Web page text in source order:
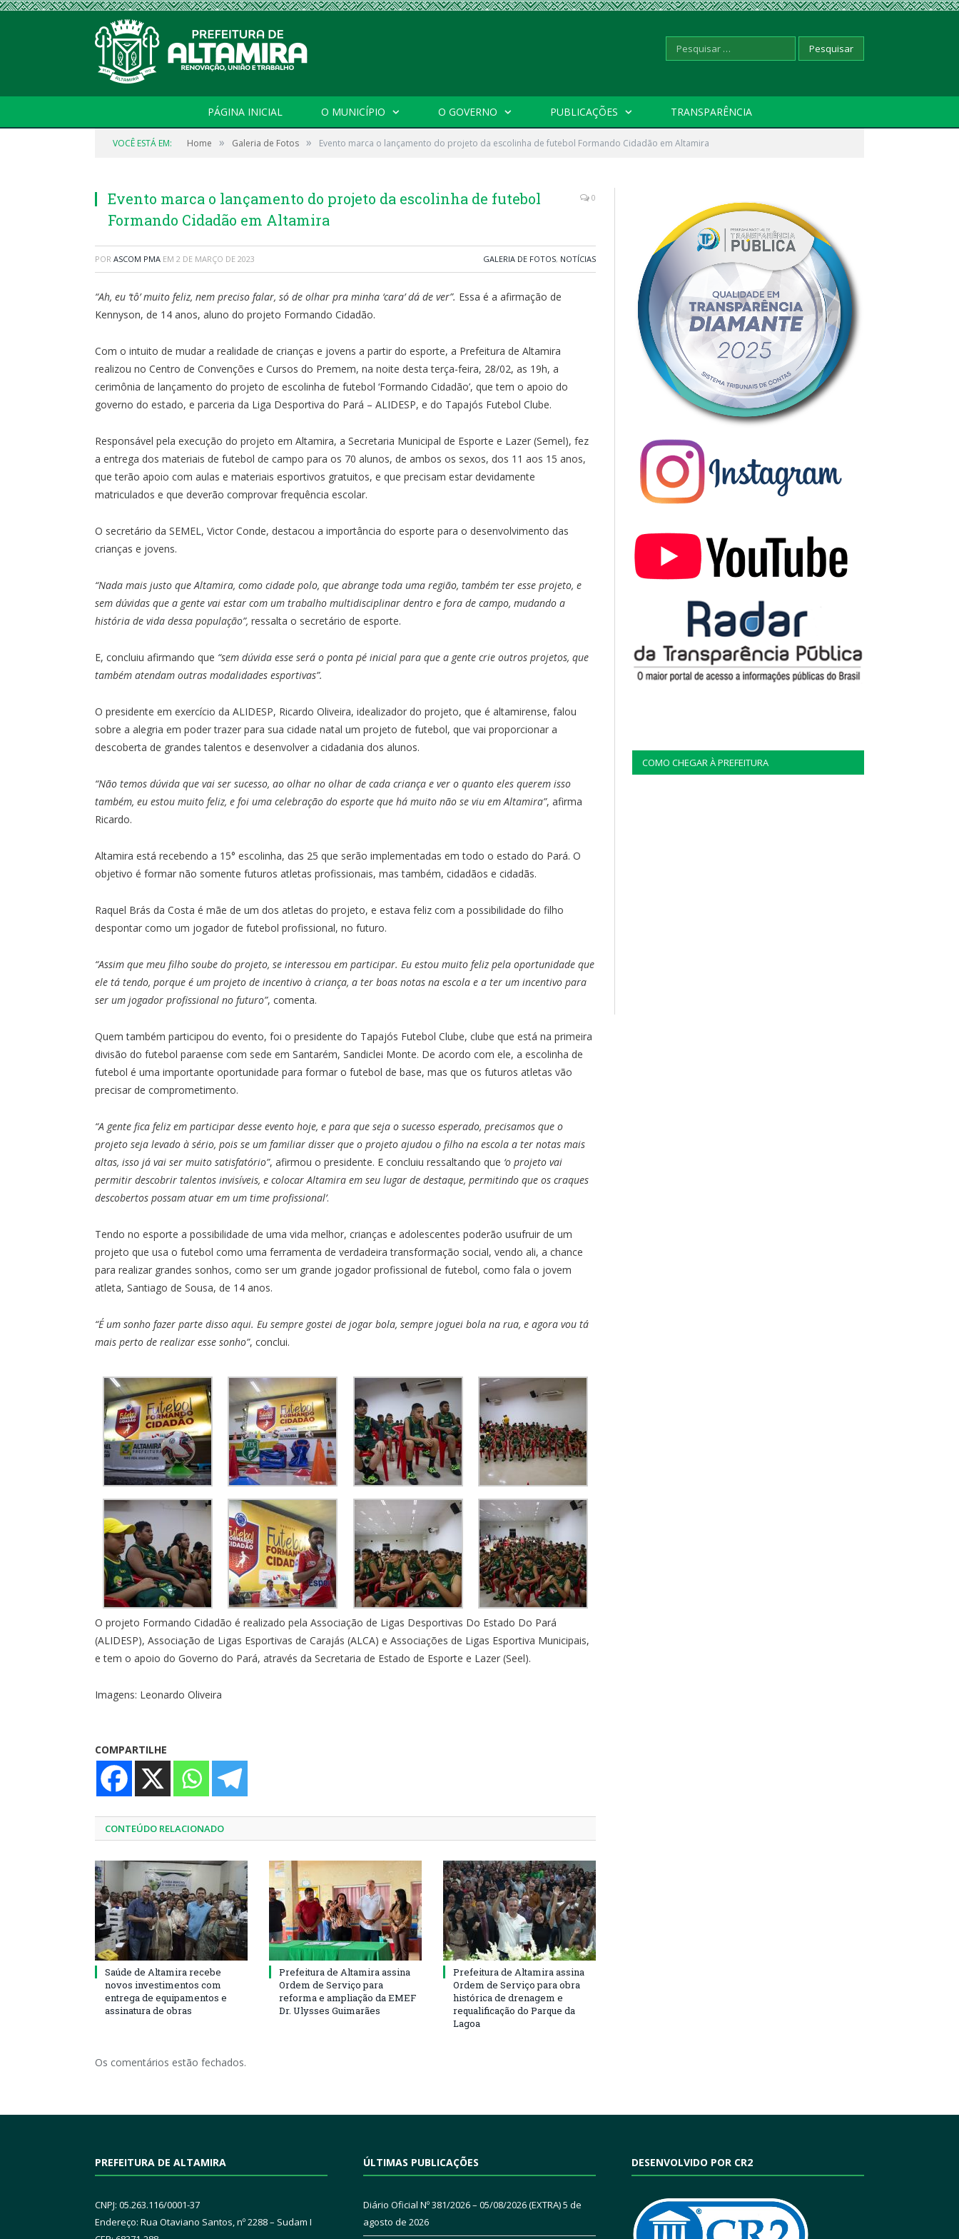
Pesquisar
por:
PÁGINA INICIAL O MUNICÍPIO O GOVERNO PUBLICAÇÕES TRANSPARÊNCIA
VOCÊ ESTÁ EM: Home » Galeria de Fotos » Evento marca o lançamento do projeto da escolinha de futebol Formando Cidadão em Altamira
Evento marca o lançamento do projeto da escolinha de futebol
Formando Cidadão em Altamira
0
POR ASCOM PMA EM 2 DE MARÇO DE 2023 GALERIA DE FOTOS, NOTÍCIAS
“Ah, eu ‘tô’ muito feliz, nem preciso falar, só de olhar pra minha ‘cara’ dá de ver”. Essa é a afirmação de
Kennyson, de 14 anos, aluno do projeto Formando Cidadão.
Com o intuito de mudar a realidade de crianças e jovens a partir do esporte, a Prefeitura de Altamira
realizou no Centro de Convenções e Cursos do Premem, na noite desta terça-feira, 28/02, as 19h, a
cerimônia de lançamento do projeto de escolinha de futebol ‘Formando Cidadão’, que tem o apoio do
governo do estado, e parceria da Liga Desportiva do Pará – ALIDESP, e do Tapajós Futebol Clube.
Responsável pela execução do projeto em Altamira, a Secretaria Municipal de Esporte e Lazer (Semel), fez
a entrega dos materiais de futebol de campo para os 70 alunos, de ambos os sexos, dos 11 aos 15 anos,
que terão apoio com aulas e materiais esportivos gratuitos, e que precisam estar devidamente
matriculados e que deverão comprovar frequência escolar.
O secretário da SEMEL, Victor Conde, destacou a importância do esporte para o desenvolvimento das
crianças e jovens.
“Nada mais justo que Altamira, como cidade polo, que abrange toda uma região, também ter esse projeto, e
sem dúvidas que a gente vai estar com um trabalho multidisciplinar dentro e fora de campo, mudando a
história de vida dessa população”, ressalta o secretário de esporte.
E, concluiu afirmando que “sem dúvida esse será o ponta pé inicial para que a gente crie outros projetos, que
também atendam outras modalidades esportivas”.
O presidente em exercício da ALIDESP, Ricardo Oliveira, idealizador do projeto, que é altamirense, falou
sobre a alegria em poder trazer para sua cidade natal um projeto de futebol, que vai proporcionar a
descoberta de grandes talentos e desenvolver a cidadania dos alunos.
“Não temos dúvida que vai ser sucesso, ao olhar no olhar de cada criança e ver o quanto eles querem isso
também, eu estou muito feliz, e foi uma celebração do esporte que há muito não se viu em Altamira”, afirma
Ricardo.
Altamira está recebendo a 15° escolinha, das 25 que serão implementadas em todo o estado do Pará. O
objetivo é formar não somente futuros atletas profissionais, mas também, cidadãos e cidadãs.
Raquel Brás da Costa é mãe de um dos atletas do projeto, e estava feliz com a possibilidade do filho
despontar como um jogador de futebol profissional, no futuro.
“Assim que meu filho soube do projeto, se interessou em participar. Eu estou muito feliz pela oportunidade que
ele tá tendo, porque é um projeto de incentivo à criança, a ter boas notas na escola e a ter um incentivo para
ser um jogador profissional no futuro”, comenta.
Quem também participou do evento, foi o presidente do Tapajós Futebol Clube, clube que está na primeira
divisão do futebol paraense com sede em Santarém, Sandiclei Monte. De acordo com ele, a escolinha de
futebol é uma importante oportunidade para formar o futebol de base, mas que os futuros atletas vão
precisar de comprometimento.
“A gente fica feliz em participar desse evento hoje, e para que seja o sucesso esperado, precisamos que o
projeto seja levado à sério, pois se um familiar disser que o projeto ajudou o filho na escola a ter notas mais
altas, isso já vai ser muito satisfatório”, afirmou o presidente. E concluiu ressaltando que ‘o projeto vai
permitir descobrir talentos invisíveis, e colocar Altamira em seu lugar de destaque, permitindo que os craques
descobertos possam atuar em um time profissional’.
Tendo no esporte a possibilidade de uma vida melhor, crianças e adolescentes poderão usufruir de um
projeto que usa o futebol como uma ferramenta de verdadeira transformação social, vendo ali, a chance
para realizar grandes sonhos, como ser um grande jogador profissional de futebol, como fala o jovem
atleta, Santiago de Sousa, de 14 anos.
“É um sonho fazer parte disso aqui. Eu sempre gostei de jogar bola, sempre joguei bola na rua, e agora vou tá
mais perto de realizar esse sonho”, conclui.
O projeto Formando Cidadão é realizado pela Associação de Ligas Desportivas Do Estado Do Pará
(ALIDESP), Associação de Ligas Esportivas de Carajás (ALCA) e Associações de Ligas Esportiva Municipais,
e tem o apoio do Governo do Pará, através da Secretaria de Estado de Esporte e Lazer (Seel).
Imagens: Leonardo Oliveira
COMPARTILHE
CONTEÚDO RELACIONADO
Saúde de Altamira recebe
novos investimentos com
entrega de equipamentos e
assinatura de obras
Prefeitura de Altamira assina
Ordem de Serviço para
reforma e ampliação da EMEF
Dr. Ulysses Guimarães
Prefeitura de Altamira assina
Ordem de Serviço para obra
histórica de drenagem e
requalificação do Parque da
Lagoa
Os comentários estão fechados.
COMO CHEGAR À PREFEITURA
PREFEITURA DE ALTAMIRA
CNPJ: 05.263.116/0001-37
Endereço: Rua Otaviano Santos, nº 2288 – Sudam I
ÚLTIMAS PUBLICAÇÕES
Diário Oficial Nº 381/2026 – 05/08/2026 (EXTRA)5 de
agosto de 2026
DESENVOLVIDO POR CR2